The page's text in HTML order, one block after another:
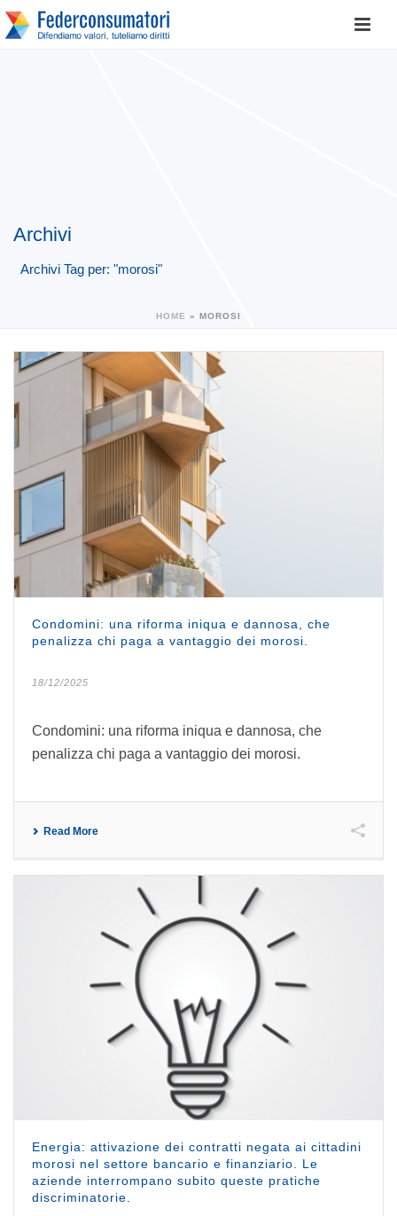
Archivi
Archivi Tag per: "morosi"
HOME » MOROSI
Condomini: una riforma iniqua e dannosa, che
penalizza chi paga a vantaggio dei morosi.
18/12/2025
Condomini: una riforma iniqua e dannosa, che
penalizza chi paga a vantaggio dei morosi.
Read More
Energia: attivazione dei contratti negata ai cittadini
morosi nel settore bancario e finanziario. Le
aziende interrompano subito queste pratiche
discriminatorie.